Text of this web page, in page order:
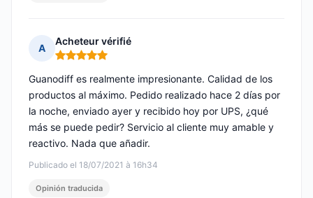
A
Acheteur vérifié
Nota: 5 de 5
Publicado el 18/07/2021 à 16h34
Guanodiff es realmente impresionante. Calidad de los
productos al máximo. Pedido realizado hace 2 días por
la noche, enviado ayer y recibido hoy por UPS, ¿qué
más se puede pedir? Servicio al cliente muy amable y
reactivo. Nada que añadir.
Opinión traducida